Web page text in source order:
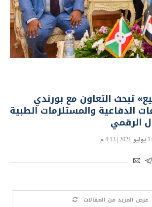
تبحث التعاون مع بورندي
الدفاعية والمستلزمات الطبية
الرقمي
| 4:13 م
عرض المزيد من المقالات